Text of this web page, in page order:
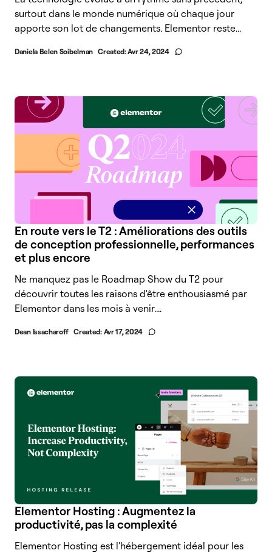
surtout dans le monde numérique où chaque jour
apporte son lot de changements. Elementor reste...
Daniela Belen Soibelman Created:Avr 24, 2024
En route vers le T2 : Améliorations des outils
de conception professionnelle, performances
et plus encore
Ne manquez pas le Roadmap Show du T2 pour
découvrir toutes les raisons d'être enthousiasmé par
Elementor dans les mois à venir....
Dean Issacharoff Created: Avr 17, 2024
Elementor Hosting : Augmentez la
productivité, pas la complexité
Elementor Hosting est l'hébergement idéal pour les